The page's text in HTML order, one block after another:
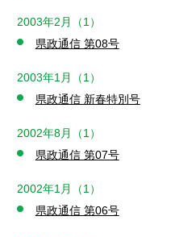
2003年2月（1）
県政通信 第08号
2003年1月（1）
県政通信 新春特別号
2002年8月（1）
県政通信 第07号
2002年1月（1）
県政通信 第06号